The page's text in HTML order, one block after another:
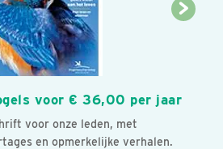
voor € 36,00 per jaar
voor onze leden, met
en opmerkelijke verhalen.